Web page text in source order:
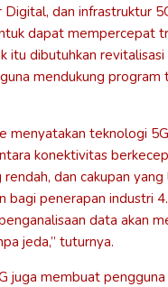
Digital, dan infrastruktur
dapat mempercepat
itu dibutuhkan revitalisasi
mendukung program
menyatakan teknologi
konektivitas
dan cakupan yang
bagi penerapan industri
data akan
jeda,” tuturnya.
juga membuat